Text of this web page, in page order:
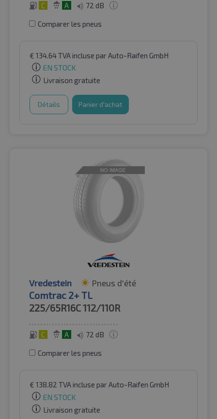
C A 72 dB
Comparer les pneus
€ 134.64TVA incluse par Auto-Raifen GmbH
EN STOCK
Livraison gratuite
Détails Panier d'achat
Vredestein Pneus d'été
Comtrac 2+ TL
225/65R16C112/110R
C A 72 dB
Comparer les pneus
€ 138.82 TVA incluse par Auto-Raifen GmbH
EN STOCK
Livraison gratuite